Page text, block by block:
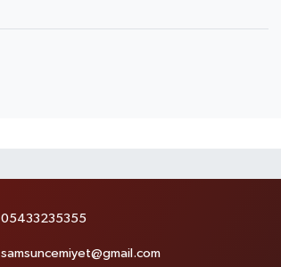
05433235355
samsuncemiyet@gmail.com